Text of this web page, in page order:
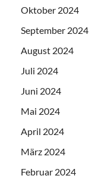
Oktober 2024
September 2024
August 2024
Juli 2024
Juni 2024
Mai 2024
April 2024
März 2024
Februar 2024